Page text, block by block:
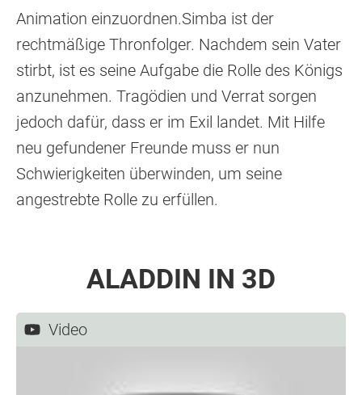
Animation einzuordnen.Simba ist der
rechtmäßige Thronfolger. Nachdem sein Vater
stirbt, ist es seine Aufgabe die Rolle des Königs
anzunehmen. Tragödien und Verrat sorgen
jedoch dafür, dass er im Exil landet. Mit Hilfe
neu gefundener Freunde muss er nun
Schwierigkeiten überwinden, um seine
angestrebte Rolle zu erfüllen.
ALADDIN IN 3D
Video